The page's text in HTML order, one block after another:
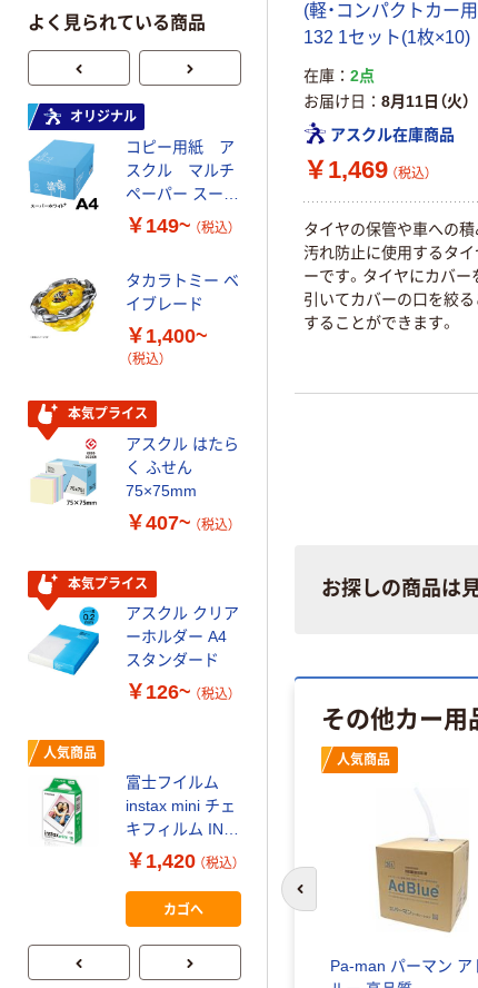
(軽・コンパクトカー
132 1セット(1枚×10)
在庫
2点
お届け日
8月11日（火）
アスクル在庫商品
￥1,469 （税込）
タイヤの保管や車への
汚れ防止に使用するタ
ーです。タイヤにカバー
引いてカバーの口を絞
することができます。
お探しの商品は
その他カー用
人気商品
Pa-man パーマン ア
前のスライドへ
よく見られている商品
オリジナル
コピー用紙 ア
スクル マルチ
ペーパー スーパ
ーホワイト+
￥149~ （税込）
タカラトミー ベ
イブレード
￥1,400~
（税込）
本気プライス
アスクル はたら
く ふせん
75×75mm
￥407~ （税込）
本気プライス
アスクル クリア
ーホルダー A4
スタンダード
￥126~ （税込）
人気商品
富士フイルム
instax mini チェ
キフィルム INS
MINI JP1 1パッ
ク（10枚入り）
￥1,420 （税込）
カゴへ
ゴミ袋 エコノミ
ータイプ 乳白半
オマス素材10％
配合
￥616~ （税込）
オリジナル
乾電池 単3
￥140~ （税込）
コンパクト ビ
ビッド PEFC認
ルチペーパー
ミー+
￥149~ （税込）
スクル 現場のチ
カラ 厚さ
0.22mm 布テー
プ
￥145~ （税込）